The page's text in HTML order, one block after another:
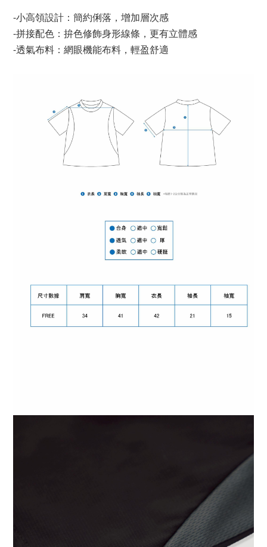
-小高領設計：簡約俐落，增加層次感
-拼接配色：拚色修飾身形線條，更有立體感
-透氣布料：網眼機能布料，輕盈舒適